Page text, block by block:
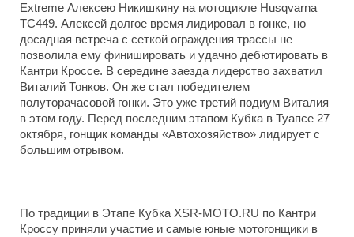
Extreme Алексею Никишкину на мотоцикле Husqvarna
TC449. Алексей долгое время лидировал в гонке, но
досадная встреча с сеткой ограждения трассы не
позволила ему финишировать и удачно дебютировать в
Кантри Кроссе. В середине заезда лидерство захватил
Виталий Тонков. Он же стал победителем
полуторачасовой гонки. Это уже третий подиум Виталия
в этом году. Перед последним этапом Кубка в Туапсе 27
октября, гонщик команды «Автохозяйство» лидирует с
большим отрывом.
По традиции в Этапе КубкаXSR-MOTO.RU по Кантри
Кроссу приняли участие и самые юные мотогонщики в